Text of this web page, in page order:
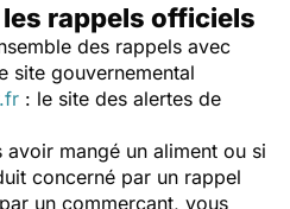
rappels officiels
des rappels avec
site gouvernemental
: le site des alertes de
mangé un aliment ou si
concerné par un rappel
un commerçant, vous